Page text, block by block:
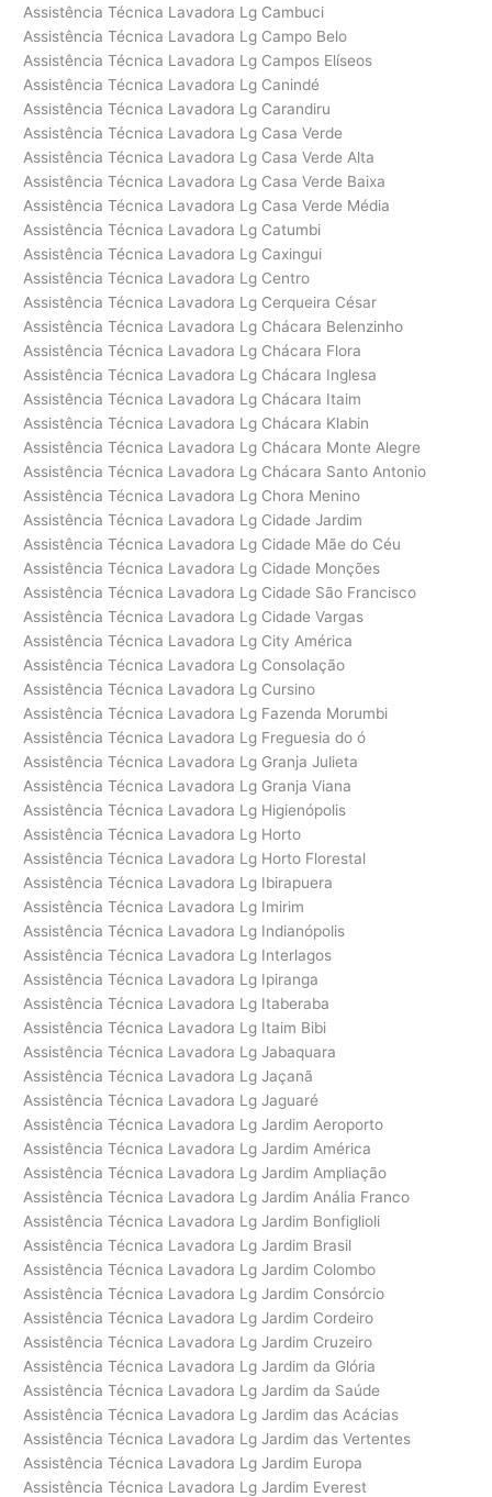
Assistência Técnica Lavadora Lg Cambuci
Assistência Técnica Lavadora Lg Campo Belo
Assistência Técnica Lavadora Lg Campos Elíseos
Assistência Técnica Lavadora Lg Canindé
Assistência Técnica Lavadora Lg Carandiru
Assistência Técnica Lavadora Lg Casa Verde
Assistência Técnica Lavadora Lg Casa Verde Alta
Assistência Técnica Lavadora Lg Casa Verde Baixa
Assistência Técnica Lavadora Lg Casa Verde Média
Assistência Técnica Lavadora Lg Catumbi
Assistência Técnica Lavadora Lg Caxingui
Assistência Técnica Lavadora Lg Centro
Assistência Técnica Lavadora Lg Cerqueira César
Assistência Técnica Lavadora Lg Chácara Belenzinho
Assistência Técnica Lavadora Lg Chácara Flora
Assistência Técnica Lavadora Lg Chácara Inglesa
Assistência Técnica Lavadora Lg Chácara Itaim
Assistência Técnica Lavadora Lg Chácara Klabin
Assistência Técnica Lavadora Lg Chácara Monte Alegre
Assistência Técnica Lavadora Lg Chácara Santo Antonio
Assistência Técnica Lavadora Lg Chora Menino
Assistência Técnica Lavadora Lg Cidade Jardim
Assistência Técnica Lavadora Lg Cidade Mãe do Céu
Assistência Técnica Lavadora Lg Cidade Monções
Assistência Técnica Lavadora Lg Cidade São Francisco
Assistência Técnica Lavadora Lg Cidade Vargas
Assistência Técnica Lavadora Lg City América
Assistência Técnica Lavadora Lg Consolação
Assistência Técnica Lavadora Lg Cursino
Assistência Técnica Lavadora Lg Fazenda Morumbi
Assistência Técnica Lavadora Lg Freguesia do ó
Assistência Técnica Lavadora Lg Granja Julieta
Assistência Técnica Lavadora Lg Granja Viana
Assistência Técnica Lavadora Lg Higienópolis
Assistência Técnica Lavadora Lg Horto
Assistência Técnica Lavadora Lg Horto Florestal
Assistência Técnica Lavadora Lg Ibirapuera
Assistência Técnica Lavadora Lg Imirim
Assistência Técnica Lavadora Lg Indianópolis
Assistência Técnica Lavadora Lg Interlagos
Assistência Técnica Lavadora Lg Ipiranga
Assistência Técnica Lavadora Lg Itaberaba
Assistência Técnica Lavadora Lg Itaim Bibi
Assistência Técnica Lavadora Lg Jabaquara
Assistência Técnica Lavadora Lg Jaçanã
Assistência Técnica Lavadora Lg Jaguaré
Assistência Técnica Lavadora Lg Jardim Aeroporto
Assistência Técnica Lavadora Lg Jardim América
Assistência Técnica Lavadora Lg Jardim Ampliação
Assistência Técnica Lavadora Lg Jardim Anália Franco
Assistência Técnica Lavadora Lg Jardim Bonfiglioli
Assistência Técnica Lavadora Lg Jardim Brasil
Assistência Técnica Lavadora Lg Jardim Colombo
Assistência Técnica Lavadora Lg Jardim Consórcio
Assistência Técnica Lavadora Lg Jardim Cordeiro
Assistência Técnica Lavadora Lg Jardim Cruzeiro
Assistência Técnica Lavadora Lg Jardim da Glória
Assistência Técnica Lavadora Lg Jardim da Saúde
Assistência Técnica Lavadora Lg Jardim das Acácias
Assistência Técnica Lavadora Lg Jardim das Vertentes
Assistência Técnica Lavadora Lg Jardim Europa
Assistência Técnica Lavadora Lg Jardim Everest